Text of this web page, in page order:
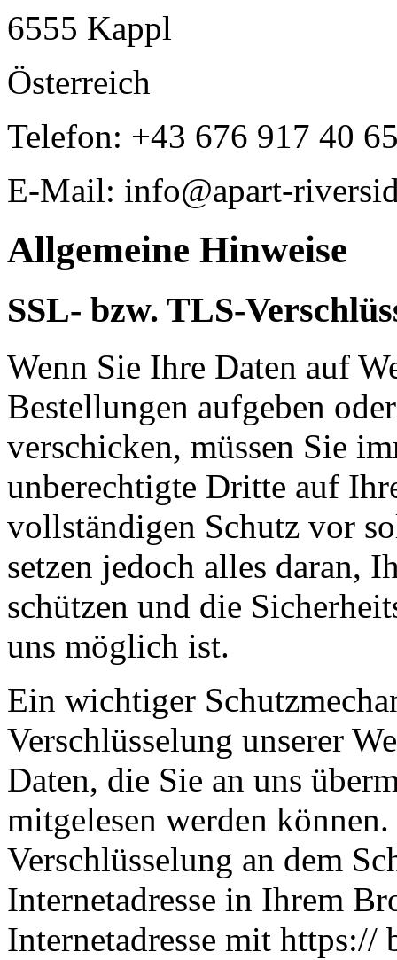
6555 Kappl
Österreich
Telefon: +43 676 917 40
E-Mail: info@apart-
Allgemeine Hinweise
SSL- bzw. TLS-
Wenn Sie Ihre Daten auf
Bestellungen aufgeben
verschicken, müssen Sie
unberechtigte Dritte auf
vollständigen Schutz vor
setzen jedoch alles daran,
schützen und die
uns möglich ist.
Ein wichtiger
Verschlüsselung unserer
Daten, die Sie an uns
mitgelesen werden
Verschlüsselung an dem
Internetadresse in Ihrem
Internetadresse mit